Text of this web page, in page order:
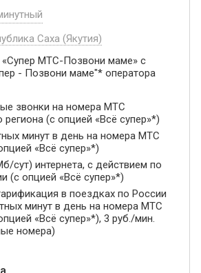
Саха (Якутия)
МТС-Позвони маме» с
- Позвони маме"* оператора
звонки на номера МТС
(с опцией «Всё супер»*)
минут в день на номера МТС
«Всё супер»*)
сут) интернета, с действием по
(с опцией «Всё супер»*)
в поездках по России
минут в день на номера МТС
«Всё супер»*), 3 руб./мин.
номера)